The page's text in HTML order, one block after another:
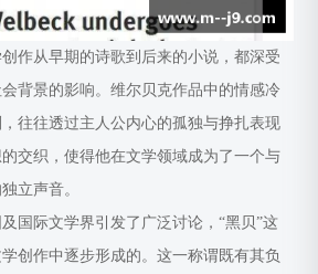
作从早期的诗歌到后来的小说，都深受
背景的影响。维尔贝克作品中的情感冷
往往透过主人公内心的孤独与挣扎表现
交织，使得他在文学领域成为了一个与
立声音。
国际文学界引发了广泛讨论，“黑贝”这
创作中逐步形成的。这一称谓既有其负